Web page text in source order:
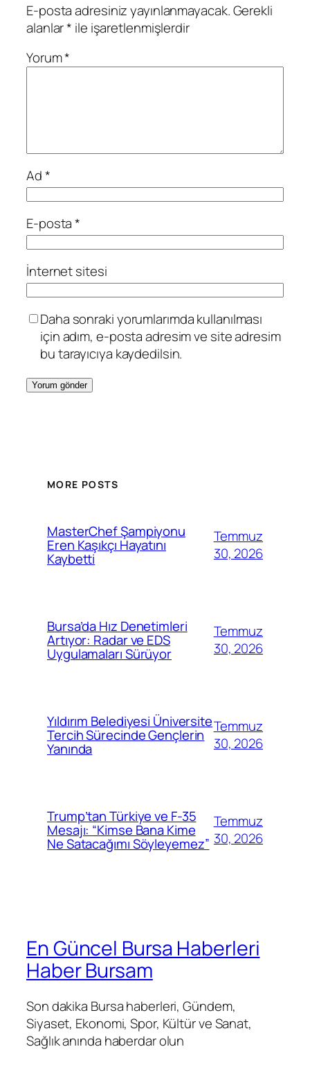
E-posta adresiniz yayınlanmayacak.Gerekli
alanlar* ile işaretlenmişlerdir
Yorum*
Ad*
E-posta*
İnternet sitesi
Daha sonraki yorumlarımda kullanılması
için adım, e-posta adresim ve site adresim
bu tarayıcıya kaydedilsin.
MORE POSTS
MasterChef Şampiyonu
Eren Kaşıkçı Hayatını
Kaybetti
Temmuz
30, 2026
Bursa’da Hız Denetimleri
Artıyor: Radar ve EDS
Uygulamaları Sürüyor
Temmuz
30, 2026
Yıldırım Belediyesi Üniversite
Tercih Sürecinde Gençlerin
Yanında
Temmuz
30, 2026
Trump’tan Türkiye ve F-35
Mesajı: “Kimse Bana Kime
Ne Satacağımı Söyleyemez”
Temmuz
30, 2026
En Güncel Bursa Haberleri
Haber Bursam
Son dakika Bursa haberleri, Gündem,
Siyaset, Ekonomi, Spor, Kültür ve Sanat,
Sağlık anında haberdar olun